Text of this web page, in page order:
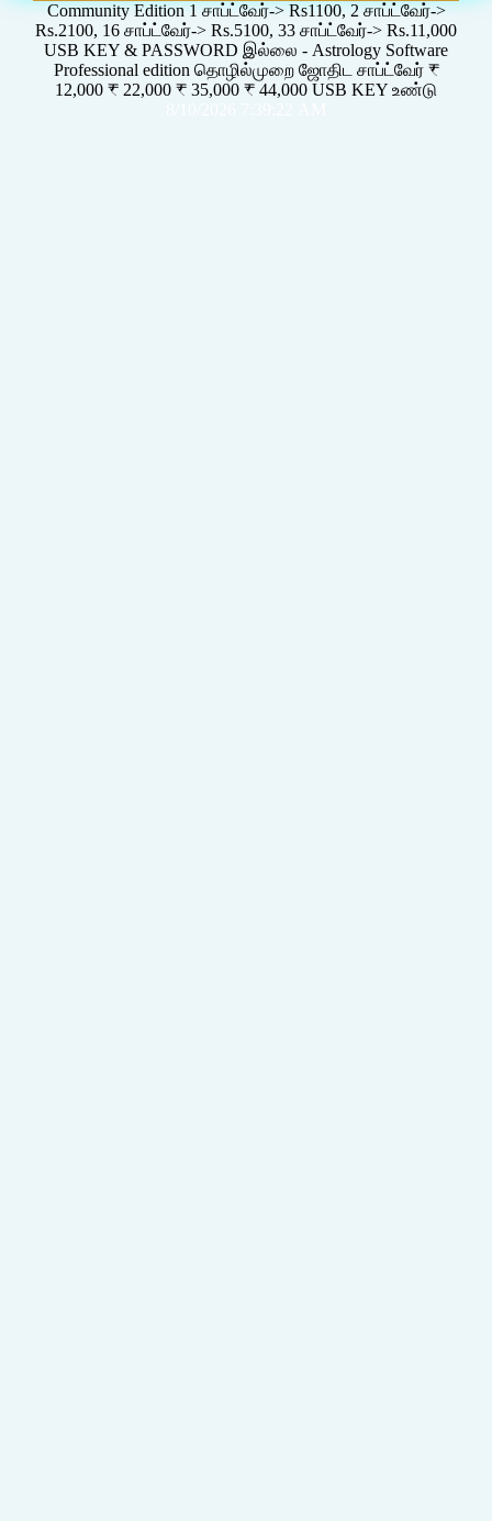
Community Edition 1 சாப்ட்வேர்-> Rs1100, 2 சாப்ட்வேர்->
Rs.2100, 16 சாப்ட்வேர்-> Rs.5100, 33 சாப்ட்வேர்-> Rs.11,000
USB KEY & PASSWORD இல்லை - Astrology Software
Professional edition தொழில்முறை ஜோதிட சாப்ட்வேர் ₹
12,000 ₹ 22,000 ₹ 35,000 ₹ 44,000 USB KEY உண்டு